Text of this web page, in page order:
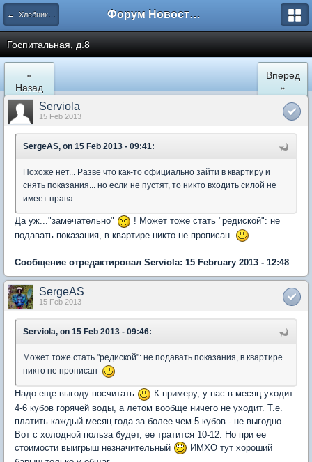
← Хлебниково Форум Новостройки
Госпитальная, д.8
«
Назад
Вперед
»
Serviola
15 Feb 2013
SergeAS, on 15 Feb 2013 - 09:41:
Похоже нет... Разве что как-то официально зайти в квартиру и
снять показания... но если не пустят, то никто входить силой не
имеет права...
Да уж..."замечательно"
! Может тоже стать "редиской": не
подавать показания, в квартире никто не прописан
Сообщение отредактировал Serviola: 15 February 2013 - 12:48
SergeAS
15 Feb 2013
Serviola, on 15 Feb 2013 - 09:46:
Может тоже стать "редиской": не подавать показания, в квартире
никто не прописан
Надо еще выгоду посчитать
К примеру, у нас в месяц уходит
4-6 кубов горячей воды, а летом вообще ничего не уходит. Т.е.
платить каждый месяц года за более чем 5 кубов - не выгодно.
Вот с холодной польза будет, ее тратится 10-12. Но при ее
стоимости выигрыш незначительный
ИМХО тут хороший